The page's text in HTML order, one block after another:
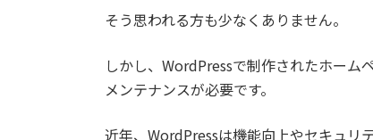
そう思われる方も少なくありません。
しかし、WordPressで制作されたホーム
メンテナンスが必要です。
近年、WordPressは機能向上やセキュリ